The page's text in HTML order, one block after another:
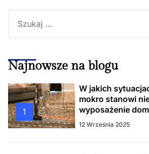
Najnowsze na blogu
1
W jakich
mokro stanowi
wyposażenie
12 Września 2025